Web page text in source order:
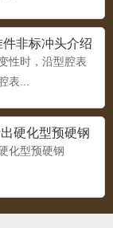
（HD）
非标冲头介绍
性时，沿型腔表
表...
硬化型预硬钢
化型预硬钢